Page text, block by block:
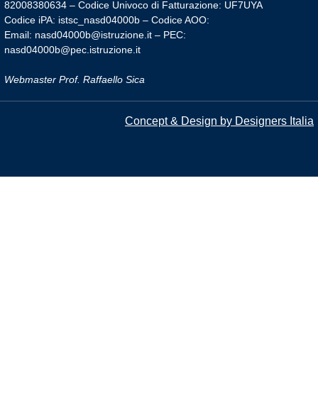
82008380634 – Codice Univoco di Fatturazione: UF7UYA
Codice iPA: istsc_nasd04000b – Codice AOO:
Email: nasd04000b@istruzione.it – PEC:
nasd04000b@pec.istruzione.it
Webmaster Prof. Raffaello Sica
Concept & Design by Designers Italia